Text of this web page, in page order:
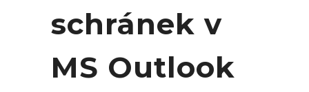
schránek v
MS Outlook